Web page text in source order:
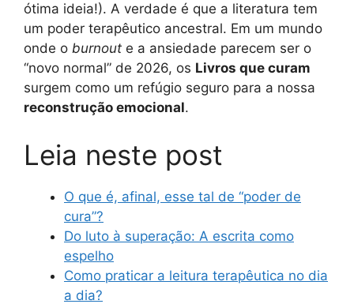
ótima ideia!). A verdade é que a literatura tem
um poder terapêutico ancestral. Em um mundo
onde o burnout e a ansiedade parecem ser o
“novo normal” de 2026, os Livros que curam
surgem como um refúgio seguro para a nossa
reconstrução emocional.
Leia neste post
O que é, afinal, esse tal de “poder de
cura”?
Do luto à superação: A escrita como
espelho
Como praticar a leitura terapêutica no dia
a dia?